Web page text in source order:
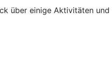
über einige Aktivitäten